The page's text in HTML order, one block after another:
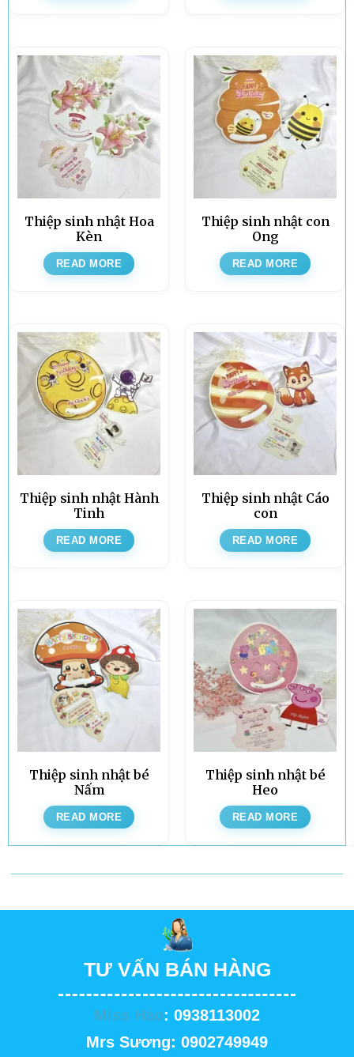
Thiệp sinh nhật Hoa
Kèn
READ MORE
Thiệp sinh nhật con
Ong
READ MORE
Thiệp sinh nhật Hành
Tinh
READ MORE
Thiệp sinh nhật Cáo
con
READ MORE
Thiệp sinh nhật bé
Nấm
READ MORE
Thiệp sinh nhật bé
Heo
READ MORE
TƯ VẤN BÁN HÀNG
Miss Hảo: 0938113002
Mrs Sương: 0902749949